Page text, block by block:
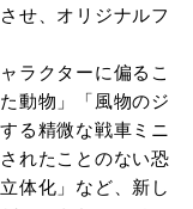
せ、オリジナルフ
ラクターに偏るこ
動物」「風物のジ
る精微な戦車ミニ
れたことのない恐
体化」など、新し